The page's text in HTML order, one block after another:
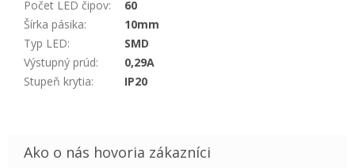
Počet LED čipov:
60
Šírka pásika:
10mm
Typ LED:
SMD
Výstupný prúd:
0,29A
Stupeň krytia: IP20